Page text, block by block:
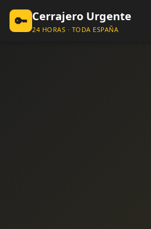
🔑 Cerrajero Urgente
24 HORAS · TODA ESPAÑA